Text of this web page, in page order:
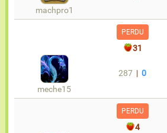
machpro1
PERDU
31
meche15
287 |0
PERDU
4